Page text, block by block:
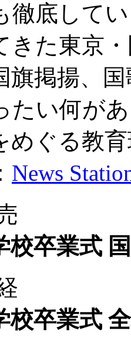
徹底して
きた東京
旗掲揚、
たい何が
めぐる教
News
校卒業式
校卒業式